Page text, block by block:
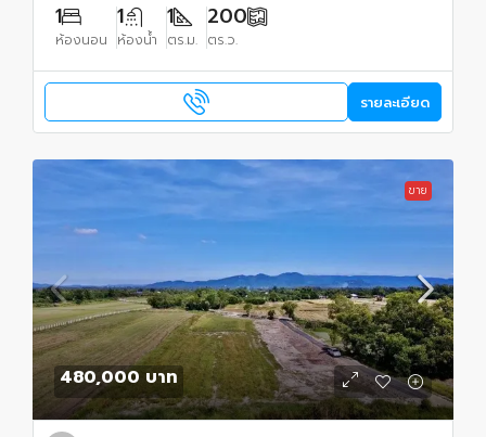
1
ห้องนอน
1
ห้องน้ำ
1
ตร.ม.
200
ตร.ว.
รายละเอียด
ขาย
480,000 บาท